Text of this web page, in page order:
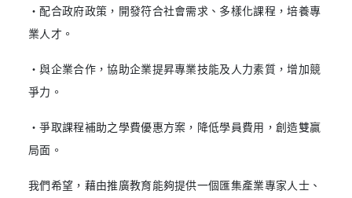
‧配合政府政策，開發符合社會需求、多樣化課程，培養專
業人才。
‧與企業合作，協助企業提昇專業技能及人力素質，增加競
爭力。
‧爭取課程補助之學費優惠方案，降低學員費用，創造雙贏
局面。
我們希望，藉由推廣教育能夠提供一個匯集產業專家人士、